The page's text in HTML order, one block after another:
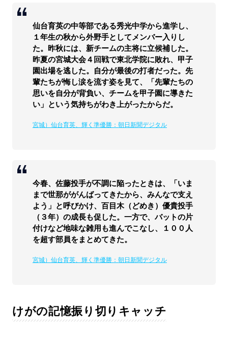
仙台育英の中等部である秀光中学から進学し、
１年生の秋から外野手としてメンバー入りし
た。昨秋には、新チームの主将に立候補した。
昨夏の宮城大会４回戦で東北学院に敗れ、甲子
園出場を逃した。自分が最後の打者だった。先
輩たちが悔し涙を流す姿を見て、「先輩たちの
思いを自分が背負い、チームを甲子園に導きた
い」という気持ちがわき上がったからだ。
宮城）仙台育英、輝く準優勝：朝日新聞デジタル
今春、佐藤投手が不調に陥ったときは、「いま
まで世那ががんばってきたから、みんなで支え
よう」と呼びかけ、百目木（どめき）優貴投手
（３年）の成長も促した。一方で、バットの片
付けなど地味な雑用も進んでこなし、１００人
を超す部員をまとめてきた。
宮城）仙台育英、輝く準優勝：朝日新聞デジタル
けがの記憶振り切りキャッチ